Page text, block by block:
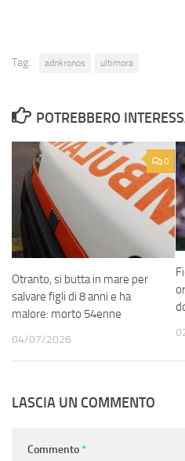
Tag: adnkronos ultimora
POTREBBERO
0
Otranto, si butta in mare per
salvare figli di 8 anni e ha
malore: morto 54enne
04/07/2026
LASCIA UN COMMENTO
Commento*